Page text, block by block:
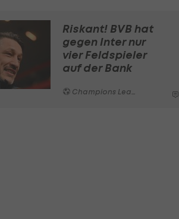
Riskant! BVB hat
gegen Inter nur
vier Feldspieler
auf der Bank
Champions League